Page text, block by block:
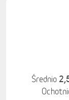
Średnio